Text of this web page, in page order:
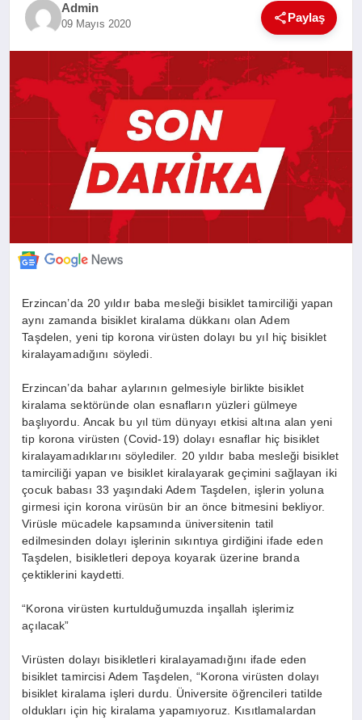
SANAT
Admin
09 Mayıs 2020 Paylaş
Erzincan’da 20 yıldır baba mesleği bisiklet tamirciliği yapan
aynı zamanda bisiklet kiralama dükkanı olan Adem
Taşdelen, yeni tip korona virüsten dolayı bu yıl hiç bisiklet
kiralayamadığını söyledi.
Erzincan’da bahar aylarının gelmesiyle birlikte bisiklet
kiralama sektöründe olan esnafların yüzleri gülmeye
başlıyordu. Ancak bu yıl tüm dünyayı etkisi altına alan yeni
tip korona virüsten (Covid-19) dolayı esnaflar hiç bisiklet
kiralayamadıklarını söylediler. 20 yıldır baba mesleği bisiklet
tamirciliği yapan ve bisiklet kiralayarak geçimini sağlayan iki
çocuk babası 33 yaşındaki Adem Taşdelen, işlerin yoluna
girmesi için korona virüsün bir an önce bitmesini bekliyor.
Virüsle mücadele kapsamında üniversitenin tatil
edilmesinden dolayı işlerinin sıkıntıya girdiğini ifade eden
Taşdelen, bisikletleri depoya koyarak üzerine branda
çektiklerini kaydetti.
“Korona virüsten kurtulduğumuzda inşallah işlerimiz
açılacak”
Virüsten dolayı bisikletleri kiralayamadığını ifade eden
bisiklet tamircisi Adem Taşdelen, “Korona virüsten dolayı
bisiklet kiralama işleri durdu. Üniversite öğrencileri tatilde
oldukları için hiç kiralama yapamıyoruz. Kısıtlamalardan